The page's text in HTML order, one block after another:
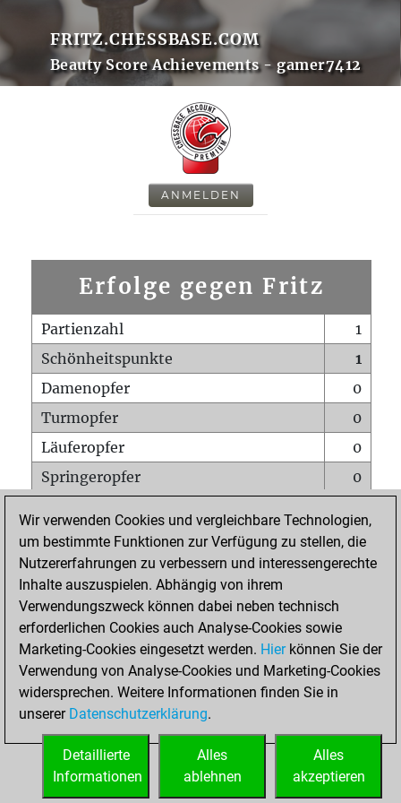
FRITZ.CHESSBASE.COM
Beauty Score Achievements - gamer7412
ANMELDEN
Erfolge gegen Fritz
Partienzahl
1
Schönheitspunkte
1
Damenopfer
0
Turmopfer
0
Läuferopfer
0
Springeropfer
0
Matt auf vollem Brett
0
Bauer setzt Matt
0
Erstickte Matts
Unterverwandlungen
Türme auf der siebten
0
STARTSEITE
Wir verwenden Cookies und vergleichbare Technologien,
um bestimmte Funktionen zur Verfügung zu stellen, die
Nutzererfahrungen zu verbessern und interessengerechte
Inhalte auszuspielen. Abhängig von ihrem
Verwendungszweck können dabei neben technisch
erforderlichen Cookies auch Analyse-Cookies sowie
Marketing-Cookies eingesetzt werden. Hierkönnen Sie der
Verwendung von Analyse-Cookies und Marketing-Cookies
widersprechen. Weitere Informationen finden Sie in
unserer Datenschutzerklärung.
Alles
akzeptieren
Alles
ablehnen
Detaillierte
Informationen